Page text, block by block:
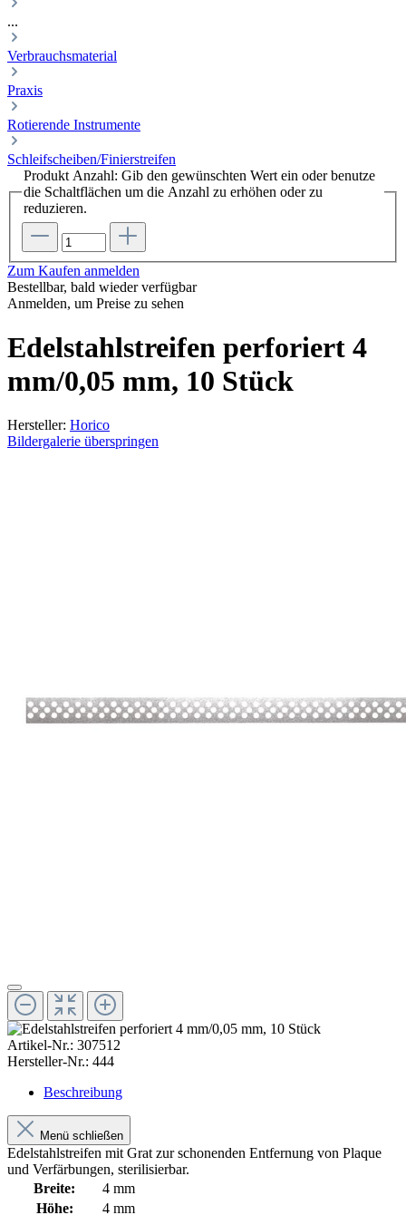
...
Verbrauchsmaterial
Praxis
Rotierende Instrumente
Schleifscheiben/Finierstreifen
Produkt Anzahl: Gib den gewünschten Wert ein oder benutze
die Schaltflächen um die Anzahl zu erhöhen oder zu
reduzieren.
Zum Kaufen anmelden
Bestellbar, bald wieder verfügbar
Anmelden, um Preise zu sehen
Edelstahlstreifen perforiert 4
mm/0,05 mm, 10 Stück
Hersteller: Horico
Bildergalerie überspringen
Artikel-Nr.: 307512
Hersteller-Nr.: 444
Beschreibung
Menü schließen
Edelstahlstreifen mit Grat zur schonenden Entfernung von Plaque
und Verfärbungen, sterilisierbar.
Breite:
4 mm
Höhe:
4 mm